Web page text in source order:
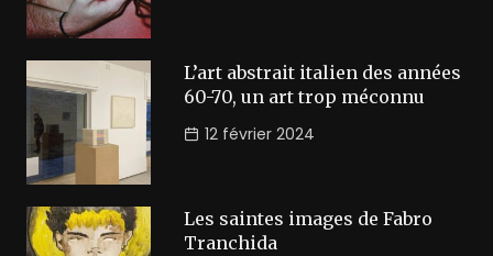
L’art abstrait italien des années
60-70, un art trop méconnu
12 février 2024
Les saintes images de Fabro
Tranchida